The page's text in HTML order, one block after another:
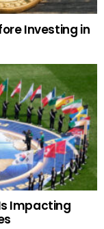
Investing in
Impacting